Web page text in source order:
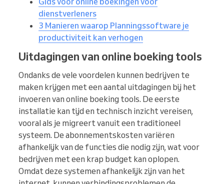
dienstverleners
3 Manieren waarop Planningssoftware je
productiviteit kan verhogen
Uitdagingen van online boeking tools
Ondanks de vele voordelen kunnen bedrijven te
maken krijgen met een aantal uitdagingen bij het
invoeren van online boeking tools. De eerste
installatie kan tijd en technisch inzicht vereisen,
vooral als je migreert vanuit een traditioneel
systeem. De abonnementskosten variëren
afhankelijk van de functies die nodig zijn, wat voor
bedrijven met een krap budget kan oplopen.
Omdat deze systemen afhankelijk zijn van het